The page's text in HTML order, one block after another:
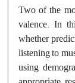
Two of the
valence. In
whether
listening to
using